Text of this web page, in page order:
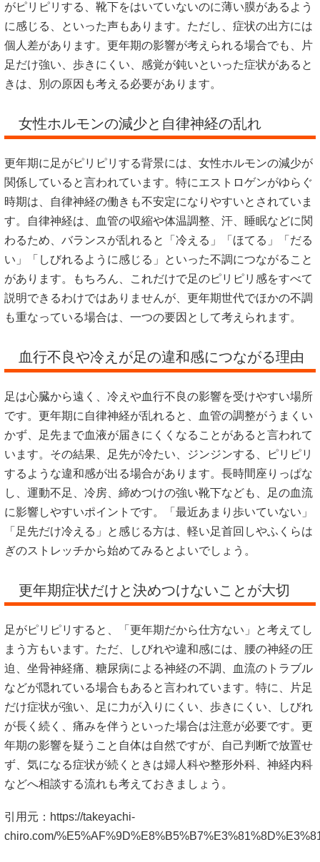
がピリピリする、靴下をはいていないのに薄い膜があるよう
に感じる、といった声もあります。ただし、症状の出方には
個人差があります。更年期の影響が考えられる場合でも、片
足だけ強い、歩きにくい、感覚が鈍いといった症状があると
きは、別の原因も考える必要があります。
女性ホルモンの減少と自律神経の乱れ
更年期に足がピリピリする背景には、女性ホルモンの減少が
関係していると言われています。特にエストロゲンがゆらぐ
時期は、自律神経の働きも不安定になりやすいとされていま
す。自律神経は、血管の収縮や体温調整、汗、睡眠などに関
わるため、バランスが乱れると「冷える」「ほてる」「だる
い」「しびれるように感じる」といった不調につながること
があります。もちろん、これだけで足のピリピリ感をすべて
説明できるわけではありませんが、更年期世代でほかの不調
も重なっている場合は、一つの要因として考えられます。
血行不良や冷えが足の違和感につながる理由
足は心臓から遠く、冷えや血行不良の影響を受けやすい場所
です。更年期に自律神経が乱れると、血管の調整がうまくい
かず、足先まで血液が届きにくくなることがあると言われて
います。その結果、足先が冷たい、ジンジンする、ピリピリ
するような違和感が出る場合があります。長時間座りっぱな
し、運動不足、冷房、締めつけの強い靴下なども、足の血流
に影響しやすいポイントです。「最近あまり歩いていない」
「足先だけ冷える」と感じる方は、軽い足首回しやふくらは
ぎのストレッチから始めてみるとよいでしょう。
更年期症状だけと決めつけないことが大切
足がピリピリすると、「更年期だから仕方ない」と考えてし
まう方もいます。ただ、しびれや違和感には、腰の神経の圧
迫、坐骨神経痛、糖尿病による神経の不調、血流のトラブル
などが隠れている場合もあると言われています。特に、片足
だけ症状が強い、足に力が入りにくい、歩きにくい、しびれ
が長く続く、痛みを伴うといった場合は注意が必要です。更
年期の影響を疑うこと自体は自然ですが、自己判断で放置せ
ず、気になる症状が続くときは婦人科や整形外科、神経内科
などへ相談する流れも考えておきましょう。
引用元： https://takeyachi-
chiro.com/